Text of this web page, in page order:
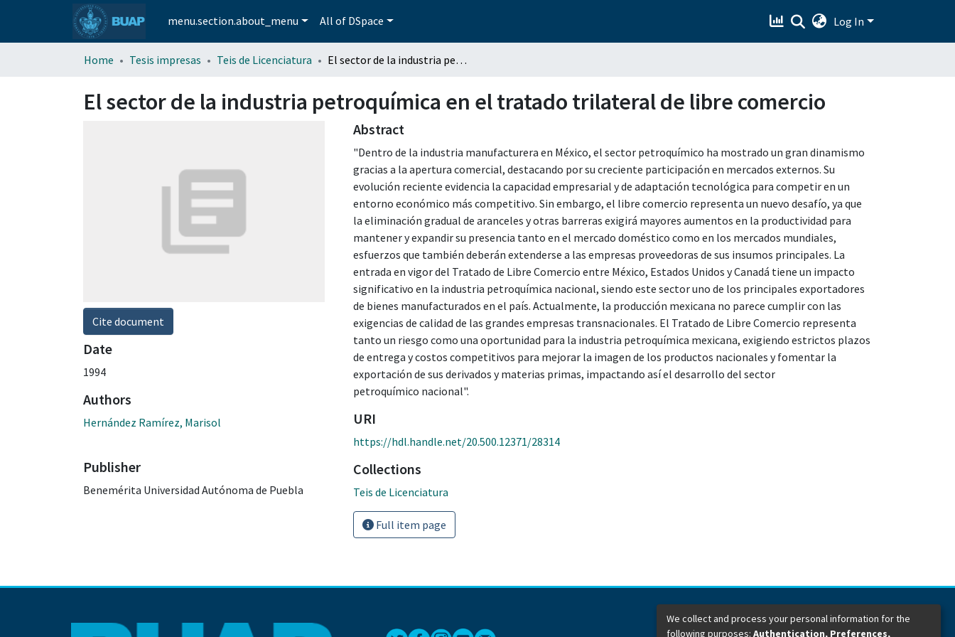
menu.section.about_menu All of DSpace Log In
Home Tesis impresas Teis de Licenciatura El sector de la industria petroquímica en el tratado trilateral de libre comercio
El sector de la industria petroquímica en el tratado trilateral de libre comercio
Cite document
Date
1994
Authors
Hernández Ramírez, Marisol
Publisher
Benemérita Universidad Autónoma de Puebla
Abstract
"Dentro de la industria manufacturera en México, el sector petroquímico ha mostrado un gran dinamismo
gracias a la apertura comercial, destacando por su creciente participación en mercados externos. Su
evolución reciente evidencia la capacidad empresarial y de adaptación tecnológica para competir en un
entorno económico más competitivo. Sin embargo, el libre comercio representa un nuevo desafío, ya que
la eliminación gradual de aranceles y otras barreras exigirá mayores aumentos en la productividad para
mantener y expandir su presencia tanto en el mercado doméstico como en los mercados mundiales,
esfuerzos que también deberán extenderse a las empresas proveedoras de sus insumos principales. La
entrada en vigor del Tratado de Libre Comercio entre México, Estados Unidos y Canadá tiene un impacto
significativo en la industria petroquímica nacional, siendo este sector uno de los principales exportadores
de bienes manufacturados en el país. Actualmente, la producción mexicana no parece cumplir con las
exigencias de calidad de las grandes empresas transnacionales. El Tratado de Libre Comercio representa
tanto un riesgo como una oportunidad para la industria petroquímica mexicana, exigiendo estrictos plazos
de entrega y costos competitivos para mejorar la imagen de los productos nacionales y fomentar la
exportación de sus derivados y materias primas, impactando así el desarrollo del sector
petroquímico nacional".
URI
https://hdl.handle.net/20.500.12371/28314
Collections
Teis de Licenciatura
Full item page
Dirección General de Bibliotecas
We collect and process your personal information for the
following purposes: Authentication, Preferences,